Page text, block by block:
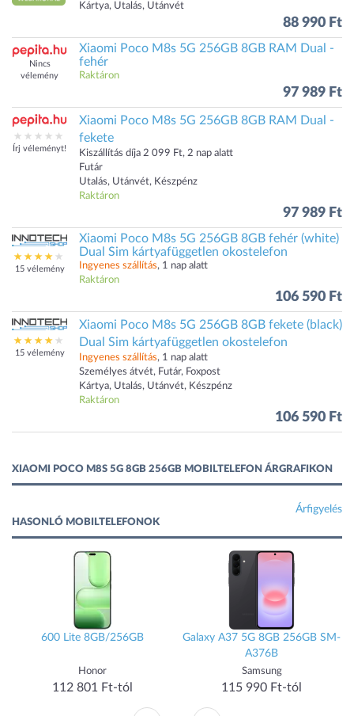
Kártya, Utalás, Utánvét
88 990 Ft
Nincs
vélemény
Xiaomi Poco M8s 5G 256GB 8GB RAM Dual -
fehér
Raktáron
97 989 Ft
Írj véleményt!
Xiaomi Poco M8s 5G 256GB 8GB RAM Dual -
fekete
Kiszállítás díja 2 099 Ft, 2 nap alatt
Futár
Utalás, Utánvét, Készpénz
Raktáron
97 989 Ft
15 vélemény
Xiaomi Poco M8s 5G 256GB 8GB fehér (white)
Dual Sim kártyafüggetlen okostelefon
Ingyenes szállítás, 1 nap alatt
Raktáron
106 590 Ft
15 vélemény
Xiaomi Poco M8s 5G 256GB 8GB fekete (black)
Dual Sim kártyafüggetlen okostelefon
Ingyenes szállítás, 1 nap alatt
Személyes átvét, Futár, Foxpost
Kártya, Utalás, Utánvét, Készpénz
Raktáron
106 590 Ft
XIAOMI POCO M8S 5G 8GB 256GB MOBILTELEFON ÁRGRAFIKON
Árfigyelés
HASONLÓ MOBILTELEFONOK
600 Lite 8GB/256GB
Honor
112 801 Ft-tól
Galaxy A37 5G 8GB 256GB SM-
A376B
Samsung
115 990 Ft-tól